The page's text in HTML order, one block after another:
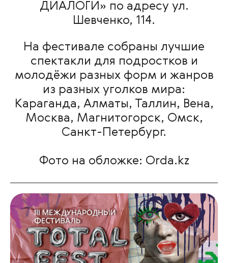
ДИАЛОГИ» по адресу ул.
Шевченко, 114.
На фестивале собраны лучшие
спектакли для подростков и
молодёжи разных форм и жанров
из разных уголков мира:
Караганда, Алматы, Таллин, Вена,
Москва, Магнитогорск, Омск,
Санкт-Петербург.
Фото на обложке: Orda.kz